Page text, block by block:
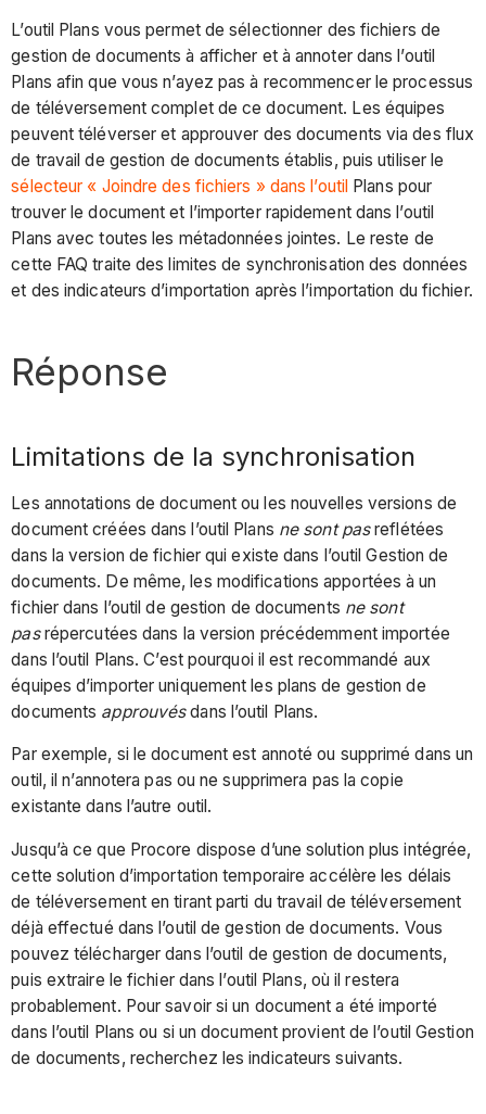
L’outil Plans vous permet de sélectionner des fichiers de
gestion de documents à afficher et à annoter dans l’outil
Plans afin que vous n’ayez pas à recommencer le processus
de téléversement complet de ce document. Les équipes
peuvent téléverser et approuver des documents via des flux
de travail de gestion de documents établis, puis utiliser le
sélecteur « Joindre des fichiers » dans l’outil Plans pour
trouver le document et l’importer rapidement dans l’outil
Plans avec toutes les métadonnées jointes. Le reste de
cette FAQ traite des limites de synchronisation des données
et des indicateurs d’importation après l’importation du fichier.
Réponse
Limitations de la synchronisation
Les annotations de document ou les nouvelles versions de
document créées dans l’outil Plans ne sont pasreflétées
dans la version de fichier qui existe dans l’outil Gestion de
documents. De même, les modifications apportées à un
fichier dans l’outil de gestion de documents ne sont
pasrépercutées dans la version précédemment importée
dans l’outil Plans. C’est pourquoi il est recommandé aux
équipes d’importer uniquement les plans de gestion de
documents approuvésdans l’outil Plans.
Par exemple, si le document est annoté ou supprimé dans un
outil, il n’annotera pas ou ne supprimera pas la copie
existante dans l’autre outil.
Jusqu’à ce que Procore dispose d’une solution plus intégrée,
cette solution d’importation temporaire accélère les délais
de téléversement en tirant parti du travail de téléversement
déjà effectué dans l’outil de gestion de documents. Vous
pouvez télécharger dans l’outil de gestion de documents,
puis extraire le fichier dans l’outil Plans, où il restera
probablement. Pour savoir si un document a été importé
dans l’outil Plans ou si un document provient de l’outil Gestion
de documents, recherchez les indicateurs suivants.